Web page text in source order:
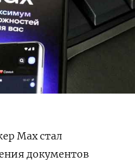
Max стал
документов